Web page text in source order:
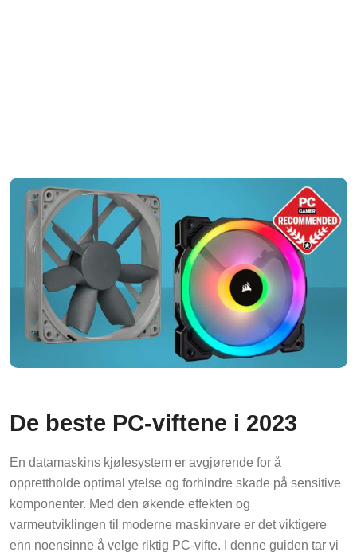
De beste PC-viftene i 2023
En datamaskins kjølesystem er avgjørende for å
opprettholde optimal ytelse og forhindre skade på sensitive
komponenter. Med den økende effekten og
varmeutviklingen til moderne maskinvare er det viktigere
enn noensinne å velge riktig PC-vifte. I denne guiden tar vi